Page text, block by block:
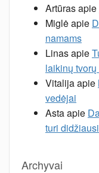
Artūrasapie
Miglėapie
namams
Linasapie
laikinų
Vitalijaapie
vedėjai
Astaapie
turi
Archyvai